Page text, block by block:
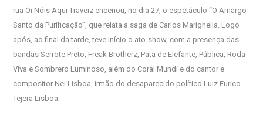
rua Ói Nóis Aqui Traveiz encenou, no dia 27, o espetáculo “O Amargo
Santo da Purificação”, que relata a saga de Carlos Marighella. Logo
após, ao final da tarde, teve início o ato-show, com a presença das
bandas Serrote Preto, Freak Brotherz, Pata de Elefante, Pública, Roda
Viva e Sombrero Luminoso, além do Coral Mundi e do cantor e
compositor Nei Lisboa, irmão do desaparecido político Luiz Eurico
Tejera Lisboa.